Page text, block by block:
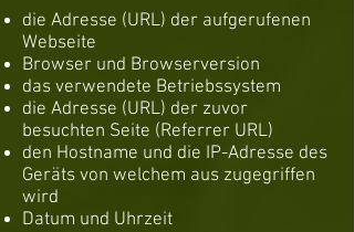
die Adresse (URL) der aufgerufenen
Webseite
Browser und Browserversion
das verwendete Betriebssystem
die Adresse (URL) der zuvor
besuchten Seite (Referrer URL)
den Hostname und die IP-Adresse des
Geräts von welchem aus zugegriffen
wird
Datum und Uhrzeit